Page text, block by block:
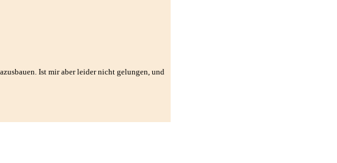
Ist mir aber leider nicht gelungen, und